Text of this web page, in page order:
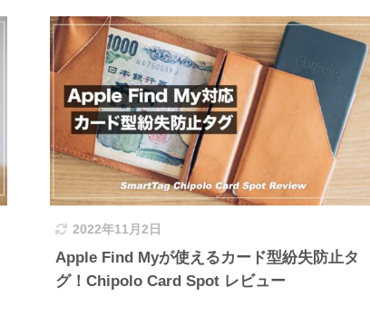
2022年11月2日
Apple Find Myが使えるカード型紛失防止タ
グ！Chipolo Card Spot レビュー